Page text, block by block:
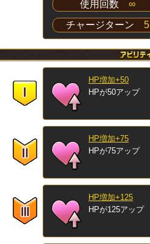
使用回数 ∞
チャージターン 5
HP増加+50
HPが50アップ
HP増加+75
HPが75アップ
HP増加+125
HPが125アップ